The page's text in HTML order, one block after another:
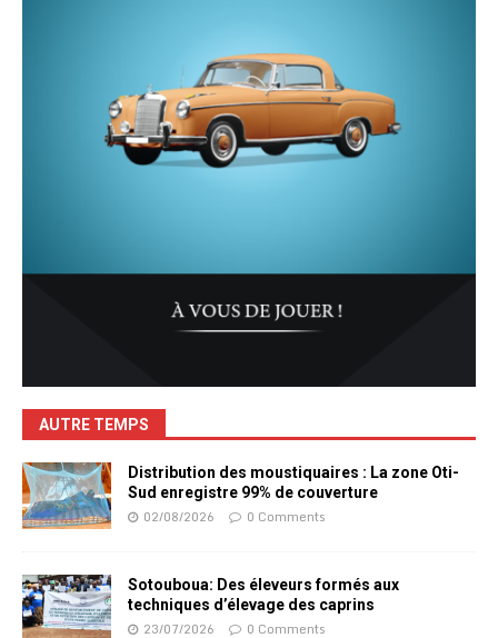
AUTRE TEMPS
Distribution des moustiquaires : La zone Oti-
Sud enregistre 99% de couverture
02/08/2026 0 Comments
Sotouboua: Des éleveurs formés aux
techniques d’élevage des caprins
23/07/2026 0 Comments